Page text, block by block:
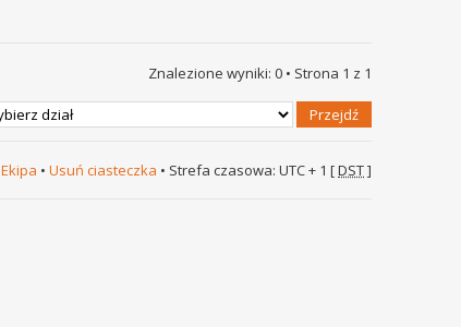
Znalezione wyniki: 0 • Strona 1 z 1
Ekipa • Usuń ciasteczka • Strefa czasowa: UTC + 1 [DST]